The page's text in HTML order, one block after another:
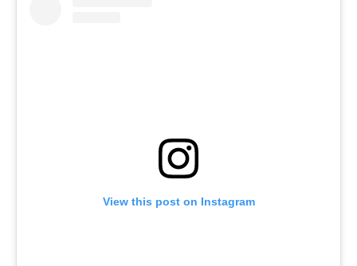
View this post on Instagram